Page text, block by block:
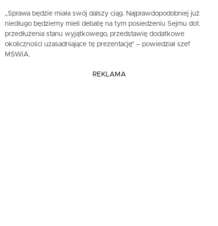
„Sprawa będzie miała swój dalszy ciąg. Najprawdopodobniej już
niedługo będziemy mieli debatę na tym posiedzeniu Sejmu dot.
przedłużenia stanu wyjątkowego, przedstawię dodatkowe
okoliczności uzasadniające tę prezentację” – powiedział szef
MSWiA.
REKLAMA